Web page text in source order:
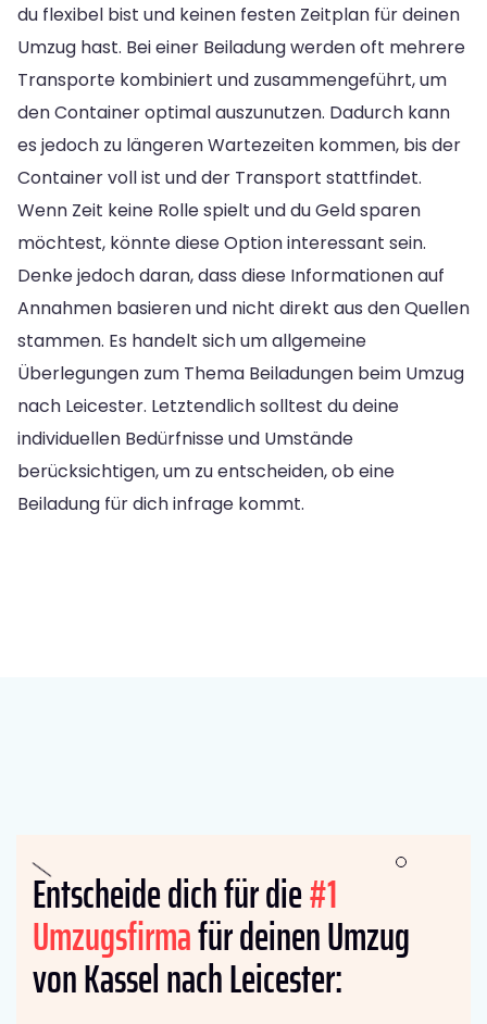
du flexibel bist und keinen festen Zeitplan für deinen
Umzug hast. Bei einer Beiladung werden oft mehrere
Transporte kombiniert und zusammengeführt, um
den Container optimal auszunutzen. Dadurch kann
es jedoch zu längeren Wartezeiten kommen, bis der
Container voll ist und der Transport stattfindet.
Wenn Zeit keine Rolle spielt und du Geld sparen
möchtest, könnte diese Option interessant sein.
Denke jedoch daran, dass diese Informationen auf
Annahmen basieren und nicht direkt aus den Quellen
stammen. Es handelt sich um allgemeine
Überlegungen zum Thema Beiladungen beim Umzug
nach Leicester. Letztendlich solltest du deine
individuellen Bedürfnisse und Umstände
berücksichtigen, um zu entscheiden, ob eine
Beiladung für dich infrage kommt.
Entscheide dich für die#1
Umzugsfirmafür deinen Umzug
von Kassel nach Leicester: